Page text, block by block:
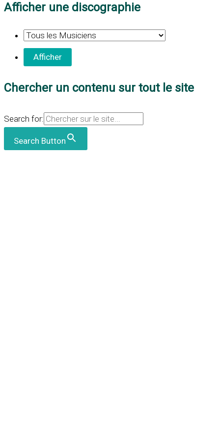
Afficher une discographie
Chercher un contenu sur tout le site
Search for:
Search Button